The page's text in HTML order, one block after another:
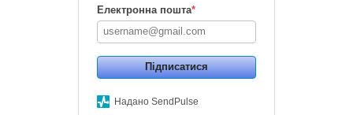
Електронна пошта*
Підписатися
Надано SendPulse